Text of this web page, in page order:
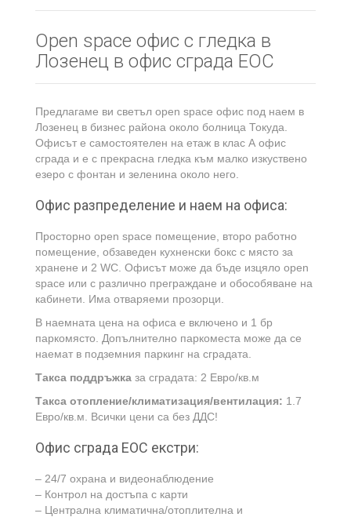
Open space oфис с гледка в
Лозенец в офис сграда ЕОС
Предлагаме ви светъл open space офис под наем в
Лозенец в бизнес района около болница Токуда.
Офисът е самостоятелен на етаж в клас А офис
сграда и е с прекрасна гледка към малко изкуствено
езеро с фонтан и зеленина около него.
Офис разпределение и наем на офиса:
Просторно open space помещение, второ работно
помещение, обзаведен кухненски бокс с място за
хранене и 2 WC. Офисът може да бъде изцяло open
space или с различно преграждане и обособяване на
кабинети. Има отваряеми прозорци.
В наемната цена на офиса е включено и 1 бр
паркомясто. Допълнително паркоместа може да се
наемат в подземния паркинг на сградата.
Такса поддръжка за сградата: 2 Евро/кв.м
Такса отопление/климатизация/вентилация: 1.7
Евро/кв.м. Всички цени са без ДДС!
Офис сграда ЕОС екстри:
– 24/7 охрана и видеонаблюдение
– Контрол на достъпа с карти
– Централна климатична/отоплителна и